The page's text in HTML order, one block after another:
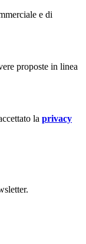
e di
proposte in linea
la privacy